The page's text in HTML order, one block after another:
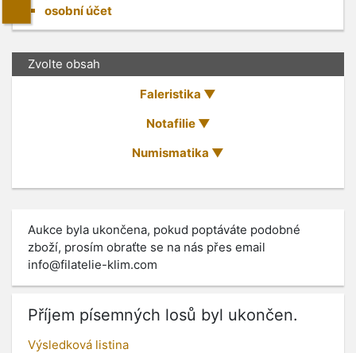
osobní účet
Zvolte obsah
Faleristika
Notafilie
Numismatika
Aukce byla ukončena, pokud poptáváte podobné
zboží, prosím obraťte se na nás přes email
info@filatelie-klim.com
Příjem písemných losů byl ukončen.
Výsledková listina